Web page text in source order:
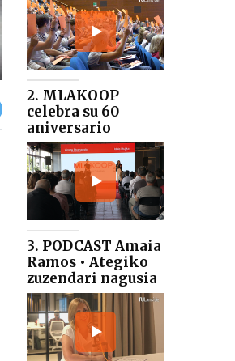
2. MLAKOOP
celebra su 60
aniversario
3. PODCAST Amaia
Ramos • Ategiko
zuzendari nagusia